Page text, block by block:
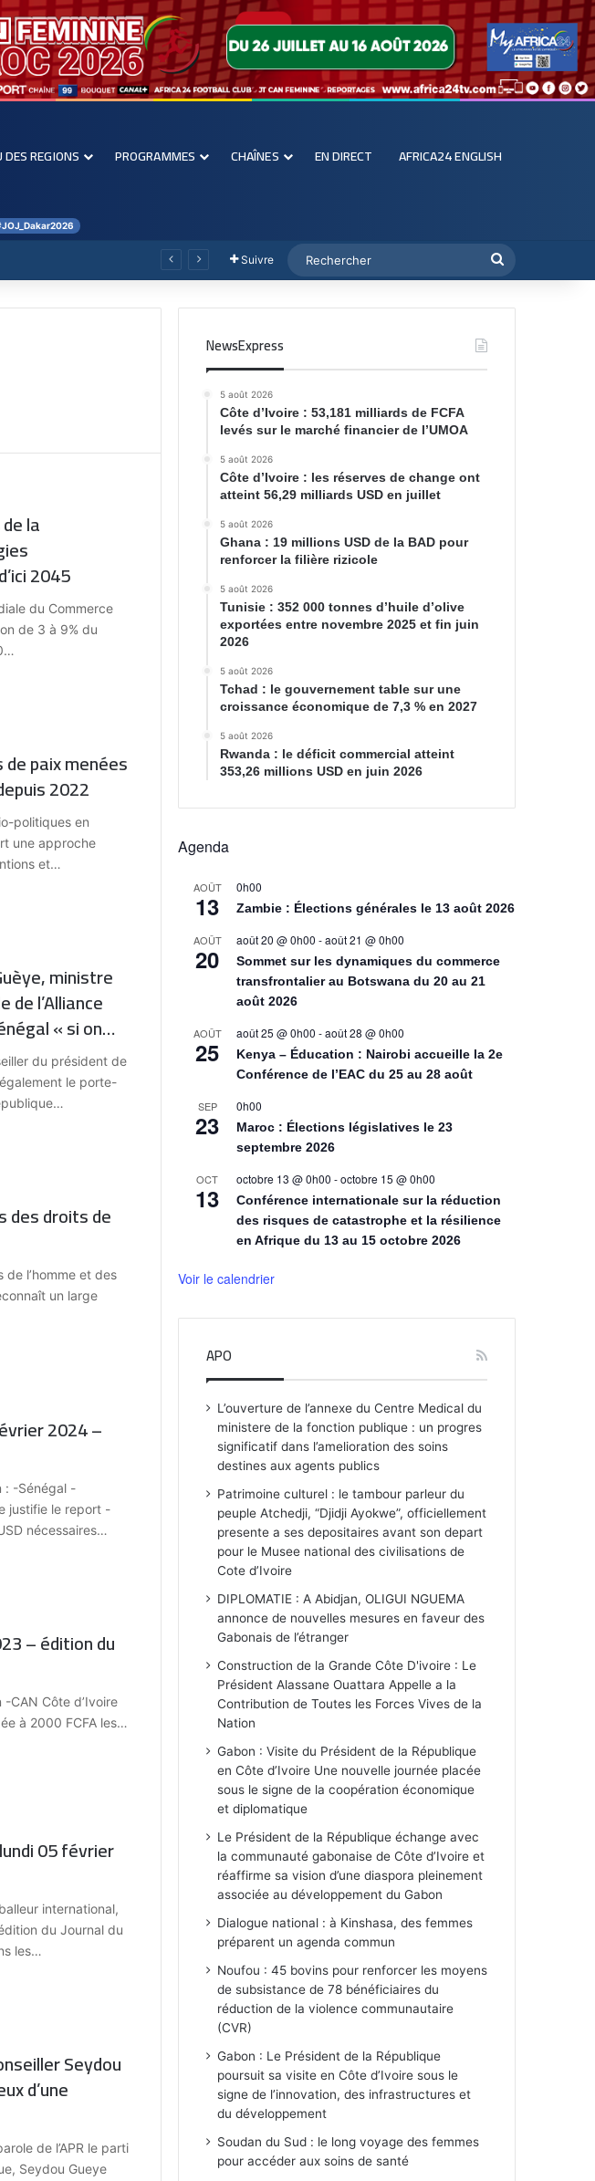
REGIONS PROGRAMMES CHAÎNES EN DIRECT AFRICA24 ENGLISH
Suivre
la
2045
du Commerce
de 3 à 9% du
paix menées
2022
politiques en
une approche
et…
ministre
l’Alliance
« si on
suspicions,
procédures
je
bon »
du président de
le porte-
des droits de
l’homme et des
un large
2024 –
: -Sénégal -
justifie le report -
nécessaires…
– édition du
CAN Côte d’Ivoire
à 2000 FCFA les…
05 février
international,
du Journal du
les…
Seydou
d’une
de l’APR le parti
Seydou Gueye
NewsExpress
5 août 2026
Côte d’Ivoire : 53,181 milliards de FCFA
levés sur le marché financier de l’UMOA
5 août 2026
Côte d’Ivoire : les réserves de change ont
atteint 56,29 milliards USD en juillet
5 août 2026
Ghana : 19 millions USD de la BAD pour
renforcer la filière rizicole
5 août 2026
Tunisie : 352 000 tonnes d’huile d’olive
exportées entre novembre 2025 et fin juin
2026
5 août 2026
Tchad : le gouvernement table sur une
croissance économique de 7,3 % en 2027
5 août 2026
Rwanda : le déficit commercial atteint
353,26 millions USD en juin 2026
Agenda
AOÛT
13
0h00
Zambie : Élections générales le 13 août 2026
AOÛT
20
août 20 @ 0h00 -août 21 @ 0h00
Sommet sur les dynamiques du commerce
transfrontalier au Botswana du 20 au 21
août 2026
AOÛT
25
août 25 @ 0h00 -août 28 @ 0h00
Kenya – Éducation : Nairobi accueille la 2e
Conférence de l’EAC du 25 au 28 août
SEP
23
0h00
Maroc : Élections législatives le 23
septembre 2026
OCT
13
octobre 13 @ 0h00 -octobre 15 @ 0h00
Conférence internationale sur la réduction
des risques de catastrophe et la résilience
en Afrique du 13 au 15 octobre 2026
Voir le calendrier
APO
L’ouverture de l’annexe du Centre Medical du
ministere de la fonction publique : un progres
significatif dans l’amelioration des soins
destines aux agents publics
Patrimoine culturel : le tambour parleur du
peuple Atchedji, “Djidji Ayokwe”, officiellement
presente a ses depositaires avant son depart
pour le Musee national des civilisations de
Cote d’Ivoire
DIPLOMATIE : A Abidjan, OLIGUI NGUEMA
annonce de nouvelles mesures en faveur des
Gabonais de l’étranger
Construction de la Grande Côte D'ivoire : Le
Président Alassane Ouattara Appelle a la
Contribution de Toutes les Forces Vives de la
Nation
Gabon : Visite du Président de la République
en Côte d’Ivoire Une nouvelle journée placée
sous le signe de la coopération économique
et diplomatique
Le Président de la République échange avec
la communauté gabonaise de Côte d’Ivoire et
réaffirme sa vision d’une diaspora pleinement
associée au développement du Gabon
Dialogue national : à Kinshasa, des femmes
préparent un agenda commun
Noufou : 45 bovins pour renforcer les moyens
de subsistance de 78 bénéficiaires du
réduction de la violence communautaire
(CVR)
Gabon : Le Président de la République
poursuit sa visite en Côte d’Ivoire sous le
signe de l’innovation, des infrastructures et
du développement
Soudan du Sud : le long voyage des femmes
pour accéder aux soins de santé